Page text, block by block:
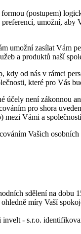
(postupem)
umožní,
umožní zasílat Vám
a produktů naší
od nás v rámci
které pro Vás
účely není
pro shora
mezi Vámi a
Vašich
sdělení na dobu
míry Vaší
- s.r.o.